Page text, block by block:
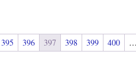
395 396 397 398 399 400 …